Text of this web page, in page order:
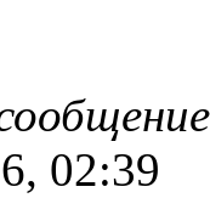
02:39